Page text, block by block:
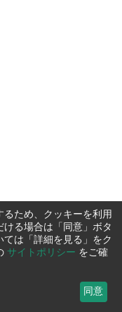
ため、クッキーを利用
ける場合は「同意」ボタ
は「詳細を見る」をク
サイトポリシー をご確
同意